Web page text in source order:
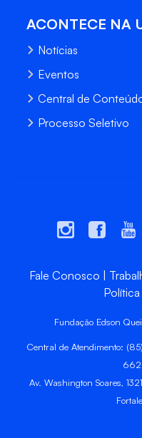
ACONTECE NA
Notícias
Eventos
Central de
Processo Seletivo
Fale Conosco
Fundação Edson
Central de Atendimento:
Av. Washington Soares,